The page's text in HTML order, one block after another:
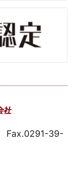
Fax.0291-39-